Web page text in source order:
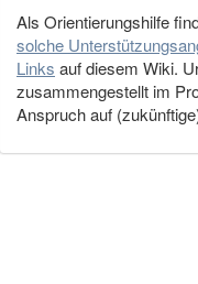
Als Orientierungshilfe
solche
Links auf diesem Wiki.
zusammengestellt im
Anspruch auf